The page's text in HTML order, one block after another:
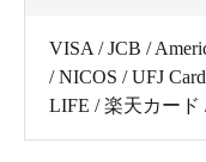
VISA / JCB /
/ NICOS / UFJ
LIFE / 楽天カード